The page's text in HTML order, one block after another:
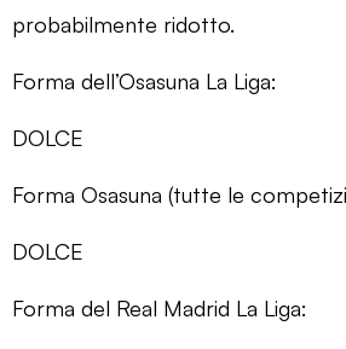
probabilmente ridotto.
Forma dell’Osasuna La Liga:
DOLCE
Forma Osasuna (tutte le
DOLCE
Forma del Real Madrid La Liga: